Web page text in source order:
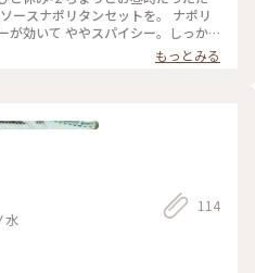
トする、まさに「大人のための空
推理小説家 逢坂剛氏が、ここで直
逸話も伝わるほど、作家や文化人に
と。 ただ、ランチタイム時は、気
ースナポリタンセットを。 ナポリ
が効いて ややスパイシー。しっか
しさも。具は、ハムと、ピーマン、
という感じで、とても美味しかった
もっとみる
水
114